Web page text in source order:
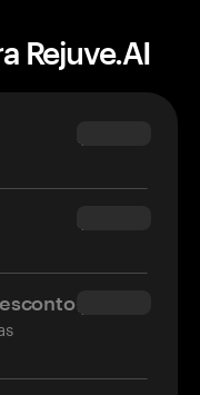
Rejuve.AI
$69.90
$54.90
$34.95